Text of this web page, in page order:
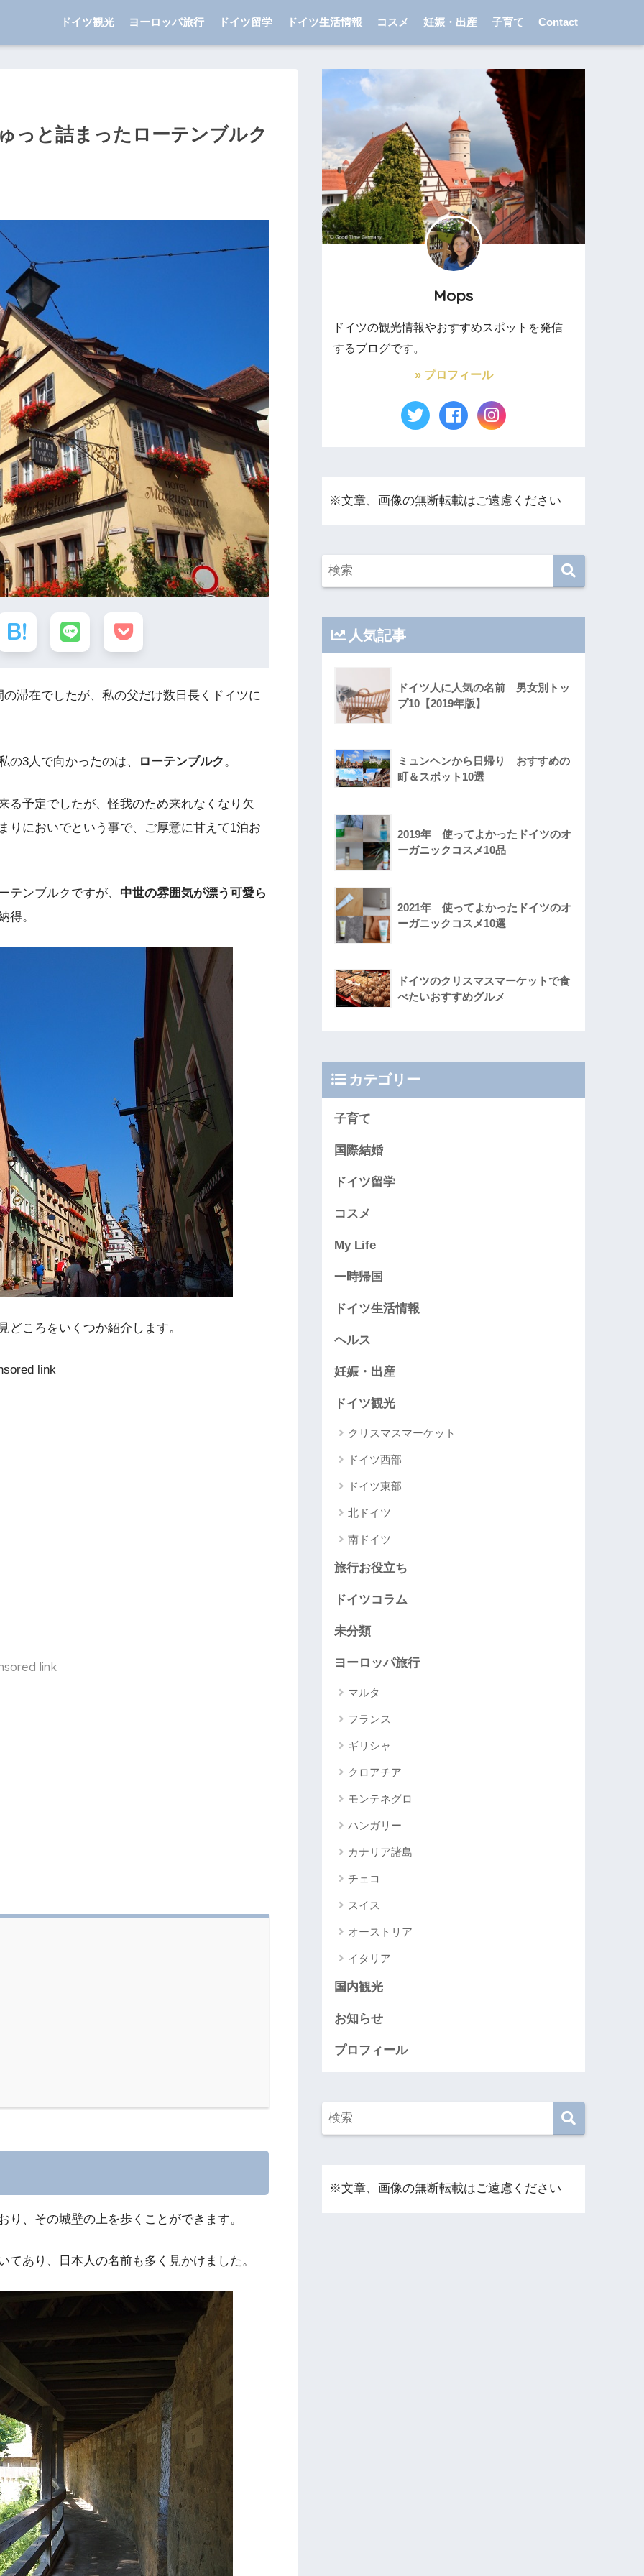
ドイツ観光 ヨーロッパ旅行 ドイツ留学 ドイツ生活情報 コスメ 妊娠・出産 子育て Contact
っと詰まったローテンブルク
滞在でしたが、私の父だけ数日長くドイツに
の3人で向かったのは、 ローテンブルク。
る予定でしたが、怪我のため来れなくなり欠
りにおいでという事で、ご厚意に甘えて1泊お
テンブルクですが、 中世の雰囲気が漂う可愛ら
得。
ころをいくつか紹介します。
link
link
り、その城壁の上を歩くことができます。
あり、日本人の名前も多く見かけました。
Mops
ドイツの観光情報やおすすめスポットを発信
するブログです。
» プロフィール
※文章、画像の無断転載はご遠慮ください
人気記事
ドイツ人に人気の名前 男女別トッ
プ10【2019年版】
ミュンヘンから日帰り おすすめの
町＆スポット10選
2019年 使ってよかったドイツのオ
ーガニックコスメ10品
2021年 使ってよかったドイツのオ
ーガニックコスメ10選
ドイツのクリスマスマーケットで食
べたいおすすめグルメ
カテゴリー
子育て
国際結婚
ドイツ留学
コスメ
My Life
一時帰国
ドイツ生活情報
ヘルス
妊娠・出産
ドイツ観光
クリスマスマーケット
ドイツ西部
ドイツ東部
北ドイツ
南ドイツ
旅行お役立ち
ドイツコラム
未分類
ヨーロッパ旅行
マルタ
フランス
ギリシャ
クロアチア
モンテネグロ
ハンガリー
カナリア諸島
チェコ
スイス
オーストリア
イタリア
国内観光
お知らせ
プロフィール
※文章、画像の無断転載はご遠慮ください